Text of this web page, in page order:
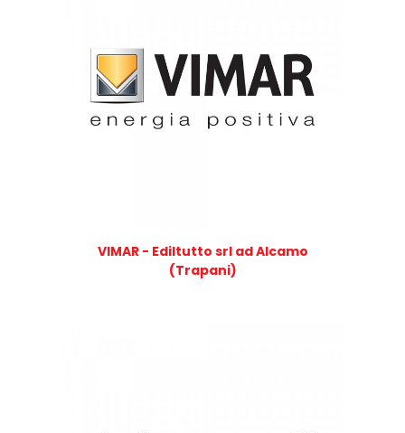
VIMAR - Ediltutto srl ad Alcamo
(Trapani)